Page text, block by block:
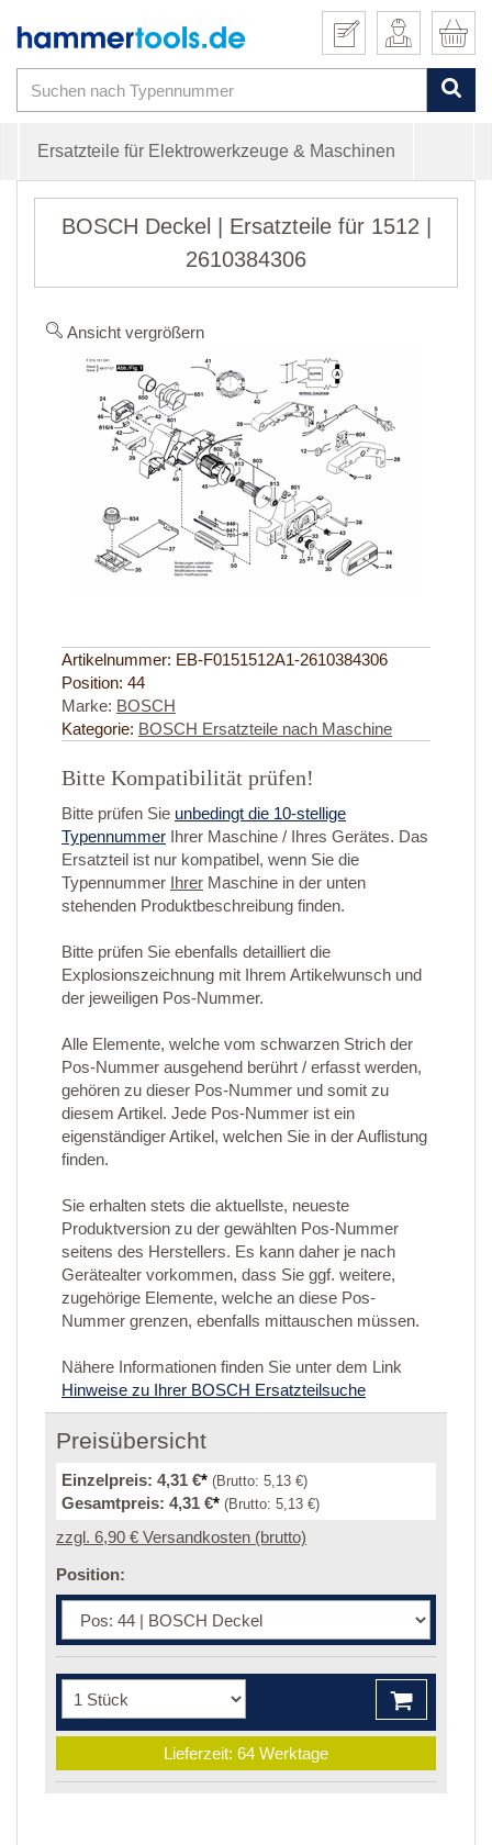
Ersatzteile für Elektrowerkzeuge & Maschinen
BOSCH Deckel | Ersatzteile für 1512 |
2610384306
Ansicht vergrößern
Artikelnummer: EB-F0151512A1-2610384306
Position: 44
Marke: BOSCH
Kategorie: BOSCH Ersatzteile nach Maschine
Bitte Kompatibilität prüfen!
Bitte prüfen Sie unbedingt die 10-stellige
Typennummer Ihrer Maschine / Ihres Gerätes. Das
Ersatzteil ist nur kompatibel, wenn Sie die
Typennummer Ihrer Maschine in der unten
stehenden Produktbeschreibung finden.
Bitte prüfen Sie ebenfalls detailliert die
Explosionszeichnung mit Ihrem Artikelwunsch und
der jeweiligen Pos-Nummer.
Alle Elemente, welche vom schwarzen Strich der
Pos-Nummer ausgehend berührt / erfasst werden,
gehören zu dieser Pos-Nummer und somit zu
diesem Artikel. Jede Pos-Nummer ist ein
eigenständiger Artikel, welchen Sie in der Auflistung
finden.
Sie erhalten stets die aktuellste, neueste
Produktversion zu der gewählten Pos-Nummer
seitens des Herstellers. Es kann daher je nach
Gerätealter vorkommen, dass Sie ggf. weitere,
zugehörige Elemente, welche an diese Pos-
Nummer grenzen, ebenfalls mittauschen müssen.
Nähere Informationen finden Sie unter dem Link
Hinweise zu Ihrer BOSCH Ersatzteilsuche
Preisübersicht
Einzelpreis: 4,31 €* (Brutto: 5,13 €)
Gesamtpreis: 4,31 €* (Brutto: 5,13 €)
zzgl. 6,90 € Versandkosten (brutto)
Position:
Lieferzeit: 64 Werktage